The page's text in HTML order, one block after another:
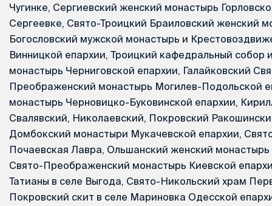
Чугинке, Сергиевский женский монастырь
Сергеевке, Свято-Троицкий Браиловский женский
Богословский мужской монастырь и
Винницкой епархии, Троицкий кафедральный собор
монастырь Черниговской епархии, Галайковский
Преображенский монастырь Могилев-Подольской
монастырь Черновицко-Буковинской епархии,
Свалявский, Николаевский, Покровский
Домбокский монастыри Мукачевской епархии,
Почаевская Лавра, Ольшанский женский
Свято-Преображенский монастырь Киевской
Татианы в селе Выгода, Свято-Никольский храм
Покровский скит в селе Мариновка Одесской